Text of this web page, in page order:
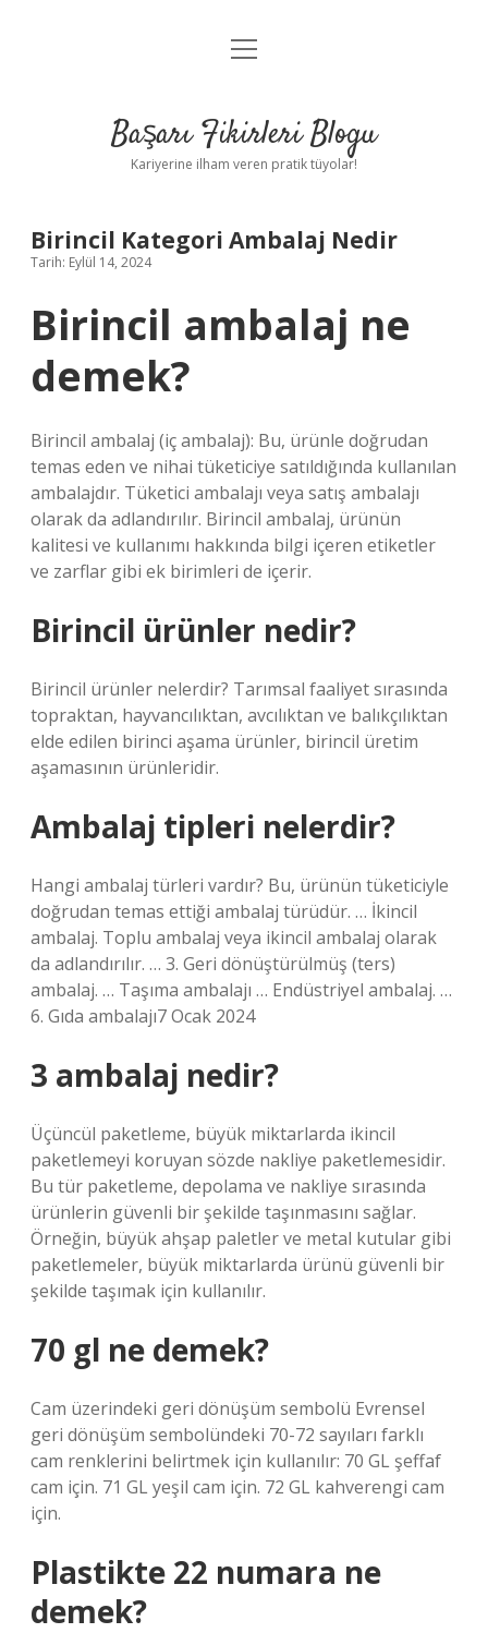
Anasayfa
Yasal Uyarı
menüyü
Başarı Fikirleri Blogu
Kariyerine ilham veren pratik tüyolar!
Birincil Kategori Ambalaj Nedir
Tarih: Eylül 14, 2024
Birincil ambalaj ne
demek?
Birincil ambalaj (iç ambalaj): Bu, ürünle doğrudan
temas eden ve nihai tüketiciye satıldığında kullanılan
ambalajdır. Tüketici ambalajı veya satış ambalajı
olarak da adlandırılır. Birincil ambalaj, ürünün
kalitesi ve kullanımı hakkında bilgi içeren etiketler
ve zarflar gibi ek birimleri de içerir.
Birincil ürünler nedir?
Birincil ürünler nelerdir? Tarımsal faaliyet sırasında
topraktan, hayvancılıktan, avcılıktan ve balıkçılıktan
elde edilen birinci aşama ürünler, birincil üretim
aşamasının ürünleridir.
Ambalaj tipleri nelerdir?
Hangi ambalaj türleri vardır? Bu, ürünün tüketiciyle
doğrudan temas ettiği ambalaj türüdür. … İkincil
ambalaj. Toplu ambalaj veya ikincil ambalaj olarak
da adlandırılır. … 3. Geri dönüştürülmüş (ters)
ambalaj. … Taşıma ambalajı … Endüstriyel ambalaj. …
6. Gıda ambalajı7 Ocak 2024
3 ambalaj nedir?
Üçüncül paketleme, büyük miktarlarda ikincil
paketlemeyi koruyan sözde nakliye paketlemesidir.
Bu tür paketleme, depolama ve nakliye sırasında
ürünlerin güvenli bir şekilde taşınmasını sağlar.
Örneğin, büyük ahşap paletler ve metal kutular gibi
paketlemeler, büyük miktarlarda ürünü güvenli bir
şekilde taşımak için kullanılır.
70 gl ne demek?
Cam üzerindeki geri dönüşüm sembolü Evrensel
geri dönüşüm sembolündeki 70-72 sayıları farklı
cam renklerini belirtmek için kullanılır: 70 GL şeffaf
cam için. 71 GL yeşil cam için. 72 GL kahverengi cam
için.
Plastikte 22 numara ne
demek?